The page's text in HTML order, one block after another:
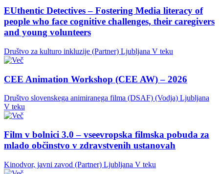
EUthentic Detectives – Fostering Media literacy of
people who face cognitive challenges, their caregivers
and young volunteers
Društvo za kulturo inkluzije (Partner) Ljubljana V teku
CEE Animation Workshop (CEE AW) – 2026
Društvo slovenskega animiranega filma (DSAF) (Vodja) Ljubljana
V teku
Film v bolnici 3.0 – vseevropska filmska pobuda za
mlado občinstvo v zdravstvenih ustanovah
Kinodvor, javni zavod (Partner) Ljubljana V teku